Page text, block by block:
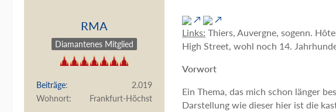
RMA
Diamantenes Mitglied
Beiträge
2.019
Wohnort
Frankfurt-Höchst
Links: Thiers, Auvergne, sogenn.
High Street, wohl noch 14.
Vorwort
Ein Thema, das mich schon länger
Darstellung wie dieser hier ist die